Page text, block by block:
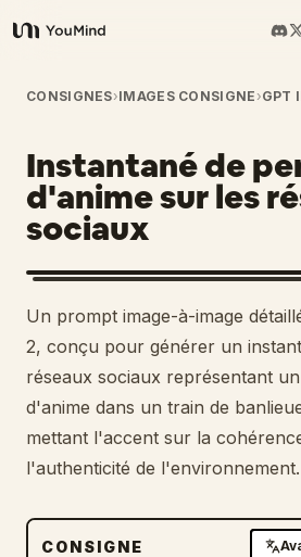
YouMind
Aperçu
Cas d'usage
Compétences
Invites
Tarifs
Télécharger
Blog
CONSIGNES›IMAGES CONSIGNE ›GPT
Instantané de
d'anime sur les
sociaux
Un prompt image-à-image
2, conçu pour générer un
réseaux sociaux représentant
d'anime dans un train de
mettant l'accent sur la
l'authenticité de l'environnement.
CONSIGNE